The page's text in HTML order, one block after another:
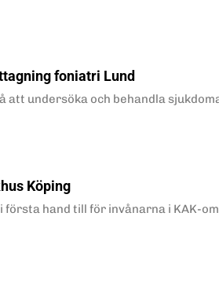
foniatri Lund
att undersöka och behandla
Köping
första hand till för invånarna i KAK-